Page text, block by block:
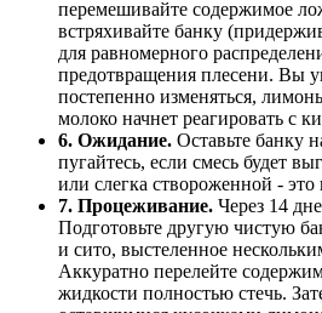
перемешивайте содержимое
встряхивайте банку
для равномерного
предотвращения плесени. Вы
постепенно изменяться,
молоко начнет реагировать с
6. Ожидание. Оставьте банку
пугайтесь, если смесь будет
или слегка створоженной -
7. Процеживание. Через 14
Подготовьте другую чистую
и сито, выстеленное
Аккуратно перелейте
жидкости полностью стечь.